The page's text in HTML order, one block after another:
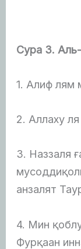
Сура 3.
1. Алиф лям
2. Аллаху
3. Наззаля
анзалят
4. Мин
Фурқаан